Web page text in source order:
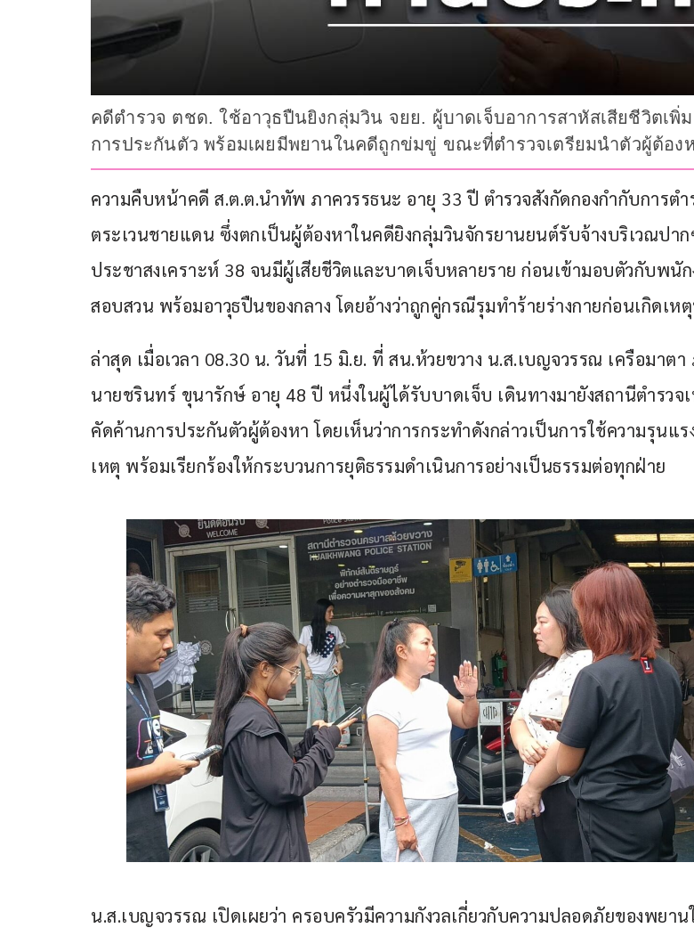
คดีตำรวจ ตชด. ใช้อาวุธปืนยิงกลุ่มวิน จยย. ผู้บาดเจ็บอาการสาหัสเสียชีวิตเพิ่
การประกันตัว พร้อมเผยมีพยานในคดีถูกข่มขู่ ขณะที่ตำรวจเตรียมนำตัวผู้ต้อ
ความคืบหน้าคดี ส.ต.ต.นำทัพ ภาควรรธนะ อายุ 33 ปี ตำรวจสังกัดกองกำกับการตำ
ตระเวนชายแดน ซึ่งตกเป็นผู้ต้องหาในคดียิงกลุ่มวินจักรยานยนต์รับจ้างบริเวณปา
ประชาสงเคราะห์ 38 จนมีผู้เสียชีวิตและบาดเจ็บหลายราย ก่อนเข้ามอบตัวกับพนัก
สอบสวน พร้อมอาวุธปืนของกลาง โดยอ้างว่าถูกคู่กรณีรุมทำร้ายร่างกายก่อนเกิดเห
ล่าสุด เมื่อเวลา 08.30 น. วันที่ 15 มิ.ย. ที่ สน.ห้วยขวาง น.ส.เบญจวรรณ เครือมาตา
นายชรินทร์ ขุนารักษ์ อายุ 48 ปี หนึ่งในผู้ได้รับบาดเจ็บ เดินทางมายังสถานีตำรวจ
คัดค้านการประกันตัวผู้ต้องหา โดยเห็นว่าการกระทำดังกล่าวเป็นการใช้ความรุนแร
เหตุ พร้อมเรียกร้องให้กระบวนการยุติธรรมดำเนินการอย่างเป็นธรรมต่อทุกฝ่าย
น.ส.เบญจวรรณ เปิดเผยว่า ครอบครัวมีความกังวลเกี่ยวกับความปลอดภัยของพยา